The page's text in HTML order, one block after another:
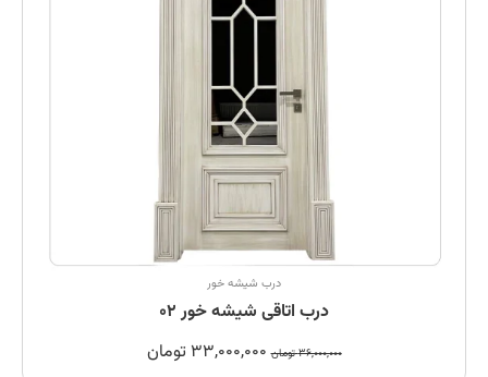
درب شیشه خور
درب اتاقی شیشه خور 02
36,000,000 تومان 33,000,000 تومان